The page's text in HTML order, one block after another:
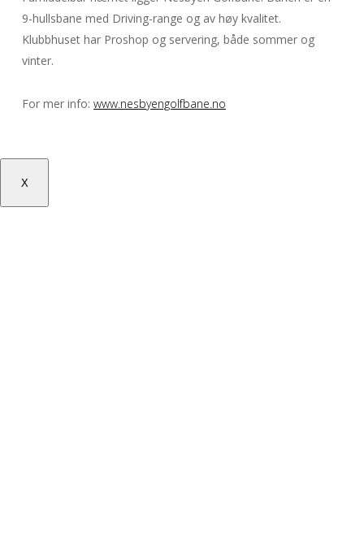
9-hullsbane med Driving-range og av høy kvalitet.
Klubbhuset har Proshop og servering, både sommer og
vinter.
For mer info: www.nesbyengolfbane.no
X